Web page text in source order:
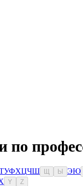
по
УФХЦЧШ Ы ЭЮ
Y Z